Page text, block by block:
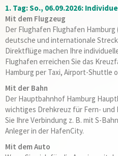
1. Tag: So., 06.09.2026:
Mit dem Flugzeug
Der Flughafen Flughafen
deutsche und internationale
Direktflüge machen Ihre
Flughafen erreichen Sie das
Hamburg per Taxi, Airport-Shuttle
Mit der Bahn
Der Hauptbahnhof Hamburg
wichtiges Drehkreuz für Fern- und
Sie Ihre Verbindung z. B. mit S-
Anleger in der HafenCity.
Mit dem Auto